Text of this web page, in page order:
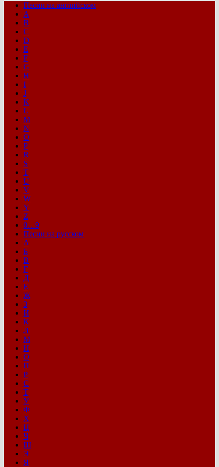
Песни на английском
A
B
C
D
E
F
G
H
I
J
K
L
M
N
O
P
R
S
T
U
V
W
Y
Z
0…9
Песни на русском
А
Б
В
Г
Д
Е
Ж
З
И
К
Л
М
Н
О
П
Р
С
Т
У
Ф
Х
Ц
Ч
Ш
Э
Я